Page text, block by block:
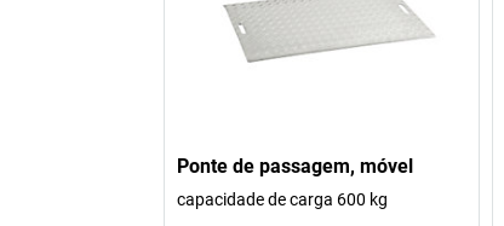
Ponte de passagem, móvel
capacidade de carga 600 kg